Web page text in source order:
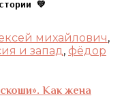
💚
михайлович,
и запад , фёдор
Как жена